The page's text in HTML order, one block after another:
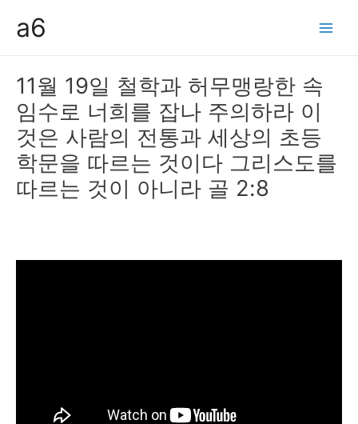
a6
11월 19일 철학과 허무맹랑한 속
임수로 너희를 잡나 주의하라 이
것은 사람의 전통과 세상의 초등
학문을 따르는 것이다 그리스도를
따르는 것이 아니라 골 2:8